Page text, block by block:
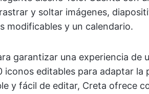
y soltar imágenes,
modificables y un calendario.
garantizar una experiencia de
iconos editables para adaptar la
y fácil de editar, Creta ofrece